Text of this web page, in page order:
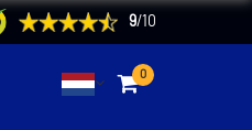
9/ 10
0